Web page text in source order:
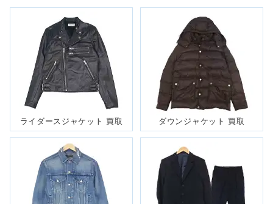
リックオウエンス
RU 7859 LB
GEO BASKET
長いシュータンとトゥが特徴的な「RU 7859 LB GEO
BASKET Dustulator Dunk」。リックオウエンスのアイコン
スニーカー「ジオバスケット」の初期モデルになります。中古
市場でも人気の高いスニーカーとなっています。
～200,000円買取
バブアー
ビデイル SL
ライダースジャケット 買取 ダウンジャケット 買取